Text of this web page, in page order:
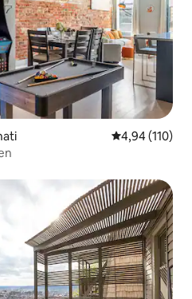
4,94 (110)